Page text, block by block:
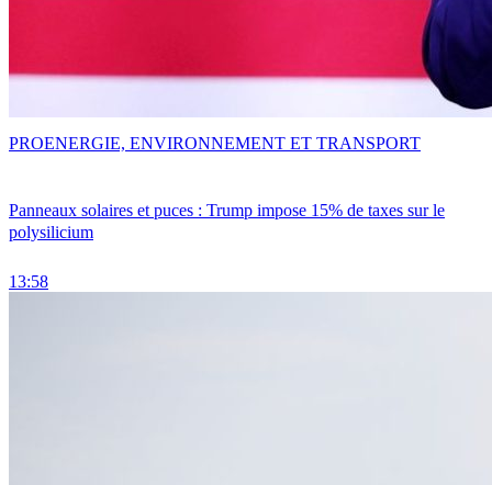
Panneaux solaires et puces : Trump impose 15% de taxes sur le
polysilicium
13:58
PROENERGIE, ENVIRONNEMENT ET TRANSPORT